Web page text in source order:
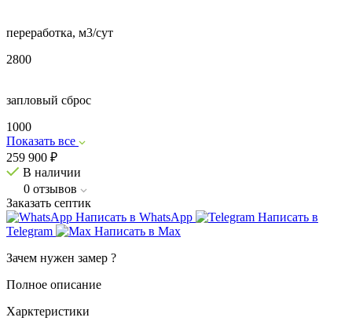
переработка, м3/сут
2800
запловый сброс
1000
Показать все
259 900 ₽
В наличии
0 отзывов
Заказать септик
Написать в WhatsApp
Написать в
Telegram
Написать в Max
Зачем нужен замер ?
Полное описание
Харктеристики